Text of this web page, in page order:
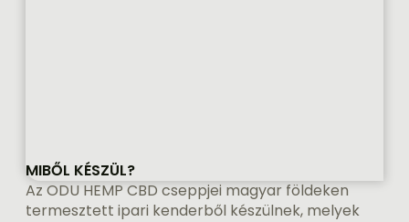
MIBŐL KÉSZÜL?
Az ODU HEMP CBD cseppjei magyar földeken
termesztett ipari kenderből készülnek, melyek